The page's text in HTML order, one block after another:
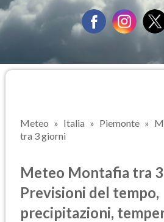
Meteo Italia Piemonte
tra 3 giorni
Meteo Montafia tra
Previsioni del tempo,
precipitazioni,